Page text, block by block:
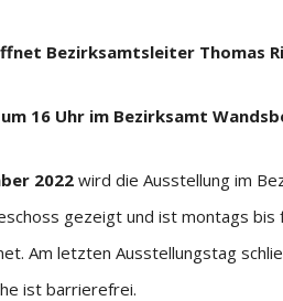
Bezirksamtsleiter Thomas
16 Uhr im Bezirksamt
2022 wird die Ausstellung im
gezeigt und ist montags
Am letzten Ausstellungstag
ist barrierefrei.